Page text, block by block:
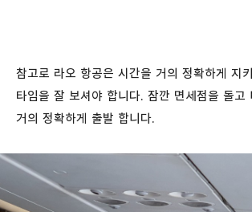
참고로 라오 항공은 시간을 거의 정확하게 지
타임을 잘 보셔야 합니다. 잠깐 면세점을 돌고
거의 정확하게 출발 합니다.